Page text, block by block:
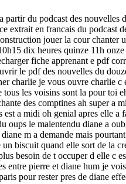
du podcast des
en francais du podcast
jouer la cour chanter
dix heures quinze 11h
fiche apprenant e pdf
le pdf des nouvelles du
charlie je vous ouvre charlie
les voisins sont la pour toi
des comptines ah super a
a midi oh genial apres elle
oups le malentendu diane a
m a demande mais
biscuit quand elle sort de la
besoin de t occuper d elle c
entre pierre et diane hum je
pour rester pres de diane